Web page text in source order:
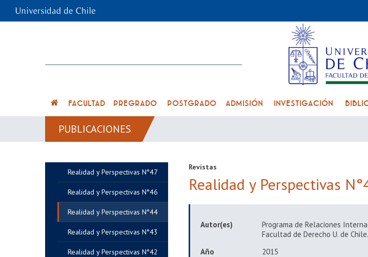
FACULTAD PREGRADO POSTGRADO ADMISIÓN INVESTIGACIÓN
PUBLICACIONES
Realidad y Perspectivas N°42
Realidad y Perspectivas N°43
Realidad y Perspectivas N°44
Realidad y Perspectivas N°46
Realidad y Perspectivas N°47
Revistas
Realidad y Perspectivas
Autor(es)
Programa de Relaciones
Facultad de Derecho U. de Chile.
Año
2015